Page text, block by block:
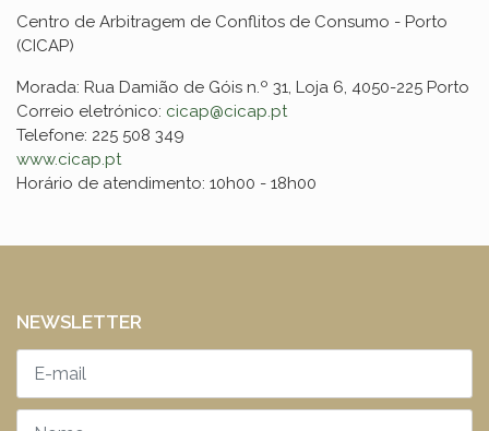
Centro de Arbitragem de Conflitos de Consumo - Porto
(CICAP)
Morada: Rua Damião de Góis n.º 31, Loja 6, 4050-225 Porto
Correio eletrónico: cicap@cicap.pt
Telefone: 225 508 349
www.cicap.pt
Horário de atendimento: 10h00 - 18h00
NEWSLETTER